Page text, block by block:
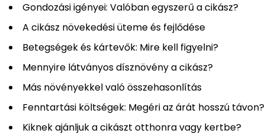
Gondozási igényei: Valóban egyszerű a cikász?
A cikász növekedési üteme és fejlődése
Betegségek és kártevők: Mire kell figyelni?
Mennyire látványos dísznövény a cikász?
Más növényekkel való összehasonlítás
Fenntartási költségek: Megéri az árát hosszú távon?
Kiknek ajánljuk a cikászt otthonra vagy kertbe?